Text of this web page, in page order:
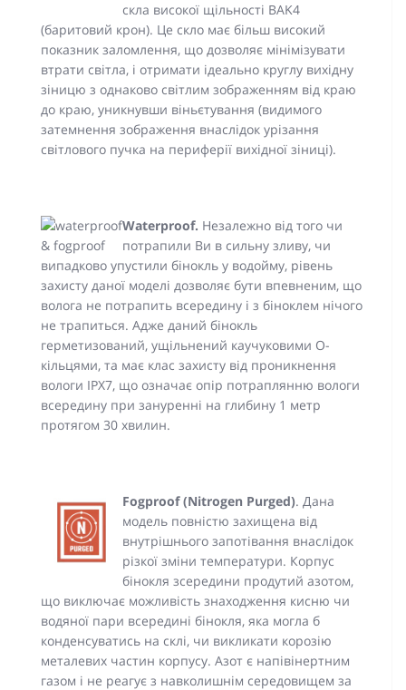
скла високої щільності BAK4
(баритовий крон). Це скло має більш високий
показник заломлення, що дозволяє мінімізувати
втрати світла, і отримати ідеально круглу вихідну
зіницю з однаково світлим зображенням від краю
до краю, уникнувши віньєтування (видимого
затемнення зображення внаслідок урізання
світлового пучка на периферії вихідної зіниці).
Waterproof. Незалежно від того чи
потрапили Ви в сильну зливу, чи
випадково упустили бінокль у водойму, рівень
захисту даної моделі дозволяє бути впевненим, що
волога не потрапить всередину і з біноклем нічого
не трапиться. Адже даний бінокль
герметизований, ущільнений каучуковими О-
кільцями, та має клас захисту від проникнення
вологи IPX7, що означає опір потраплянню вологи
всередину при зануренні на глибину 1 метр
протягом 30 хвилин.
Fogproof (Nitrogen Purged). Дана
модель повністю захищена від
внутрішнього запотівання внаслідок
різкої зміни температури. Корпус
бінокля зсередини продутий азотом,
що виключає можливість знаходження кисню чи
водяної пари всередині бінокля, яка могла б
конденсуватись на склі, чи викликати корозію
металевих частин корпусу. Азот є напівінертним
газом і не реагує з навколишнім середовищем за